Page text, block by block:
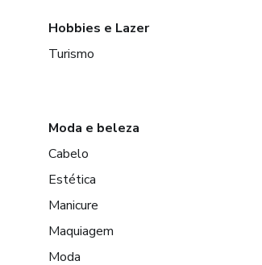
Hobbies e Lazer
Turismo
Moda e beleza
Cabelo
Estética
Manicure
Maquiagem
Moda